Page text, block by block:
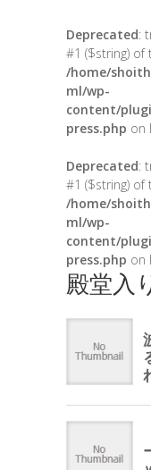
Deprecated:
#1 ($string) of
/home/
ml/wp-
content/
press.php on
Deprecated:
#1 ($string) of
/home/
ml/wp-
content/
press.php on
殿堂入